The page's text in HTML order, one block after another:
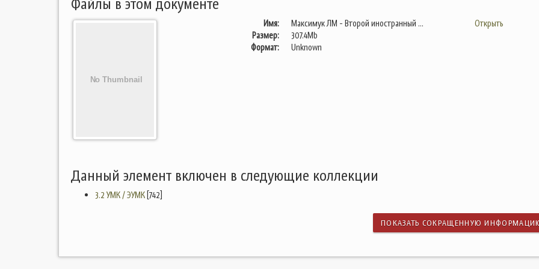
Имя:
Максимук ЛМ - Второй иностранный ...
Размер:
307.4Mb
Формат:
Unknown
Открыть
Данный элемент включен в следующие коллекции
3.2 УМК / ЭУМК [742]
ПОКАЗАТЬ СОКРАЩЕННУЮ